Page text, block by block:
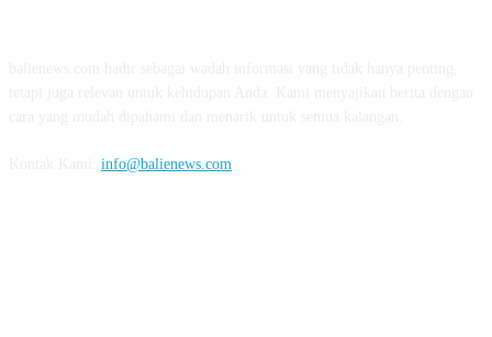
info@balienews.com